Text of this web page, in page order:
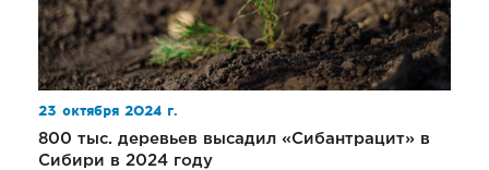
23 октября 2024 г.
800 тыс. деревьев высадил «Сибантрацит» в
Сибири в 2024 году